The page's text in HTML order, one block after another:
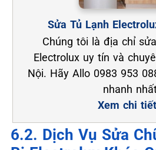
Sửa Tủ Lạnh
Chúng tôi là địa chỉ
Electrolux uy tín và
Nội. Hãy Allo 0983 953
nhanh
Xem chi
6.2. Dịch Vụ Sửa